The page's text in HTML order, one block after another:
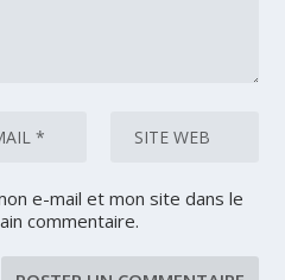
e-mail et mon site dans le
commentaire.